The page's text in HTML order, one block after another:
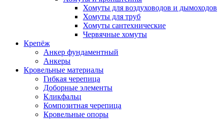
Хомуты для воздуховодов и дымоходов
Хомуты для труб
Хомуты сантехнические
Червячные хомуты
Крепёж
Анкер фундаментный
Анкеры
Кровельные материалы
Гибкая черепица
Доборные элементы
Кликфальц
Композитная черепица
Кровельные опоры